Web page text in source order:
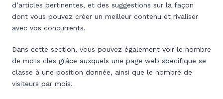
d’articles pertinentes, et des suggestions sur la façon
dont vous pouvez créer un meilleur contenu et rivaliser
avec vos concurrents.
Dans cette section, vous pouvez également voir le nombre
de mots clés grâce auxquels une page web spécifique se
classe à une position donnée, ainsi que le nombre de
visiteurs par mois.